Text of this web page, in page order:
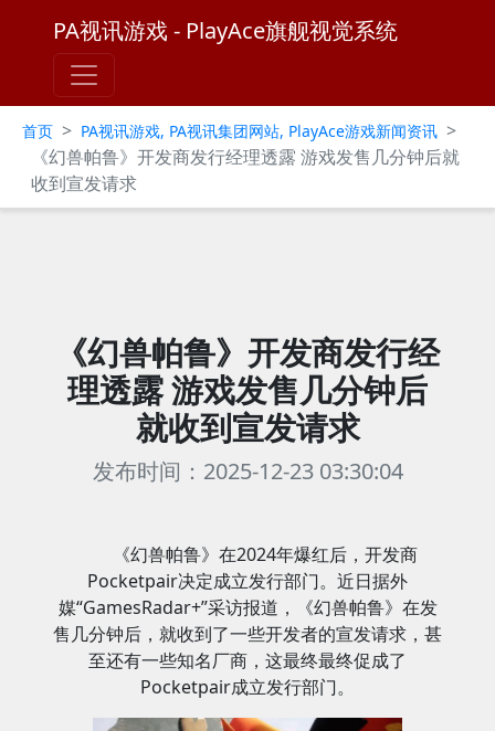
PA视讯游戏 - PlayAce旗舰视觉系统
首页 > PA视讯游戏, PA视讯集团网站, PlayAce游戏新闻资讯 >
《幻兽帕鲁》开发商发行经理透露 游戏发售几分钟后就
收到宣发请求
《幻兽帕鲁》开发商发行经
理透露 游戏发售几分钟后
就收到宣发请求
发布时间：2025-12-23 03:30:04
《幻兽帕鲁》在2024年爆红后，开发商
Pocketpair决定成立发行部门。近日据外
媒“GamesRadar+”采访报道，《幻兽帕鲁》在发
售几分钟后，就收到了一些开发者的宣发请求，甚
至还有一些知名厂商，这最终最终促成了
Pocketpair成立发行部门。